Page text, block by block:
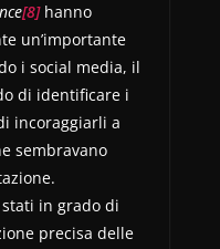
[8]hanno
un’importante
i social media, il
di identificare i
incoraggiarli a
sembravano
in grado di
precisa delle